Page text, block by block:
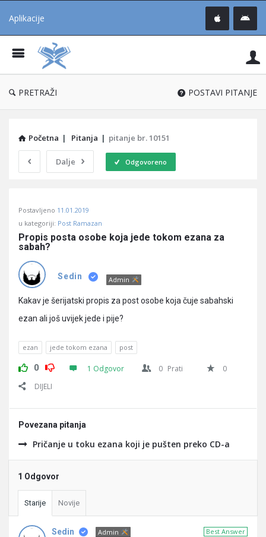
Aplikacije
®
PRETRAŽI POSTAVI PITANJE
Početna | Pitanja | pitanje br. 10151
Dalje Odgovoreno
Učene
Latest
Pitanja
Postavljeno 11.01.2019
u kategoriji: Post Ramazan
Propis posta osobe koja jede tokom ezana za
sabah?
Sedin Admin
Kakav je šerijatski propis za post osobe koja čuje sabahski
ezan ali još uvijek jede i pije?
ezan jede tokom ezana post
0 1 Odgovor 0 Prati
0
DIJELI
Povezana pitanja
Pričanje u toku ezana koji je pušten preko CD-a
1 Odgovor
Starije Novije
Best Answer
Sedin
Admin